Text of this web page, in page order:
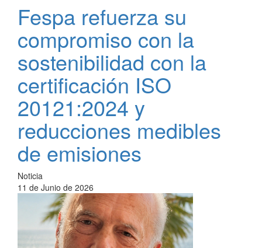
Fespa refuerza su
compromiso con la
sostenibilidad con la
certificación ISO
20121:2024 y
reducciones medibles
de emisiones
Noticia
11 de Junio de 2026